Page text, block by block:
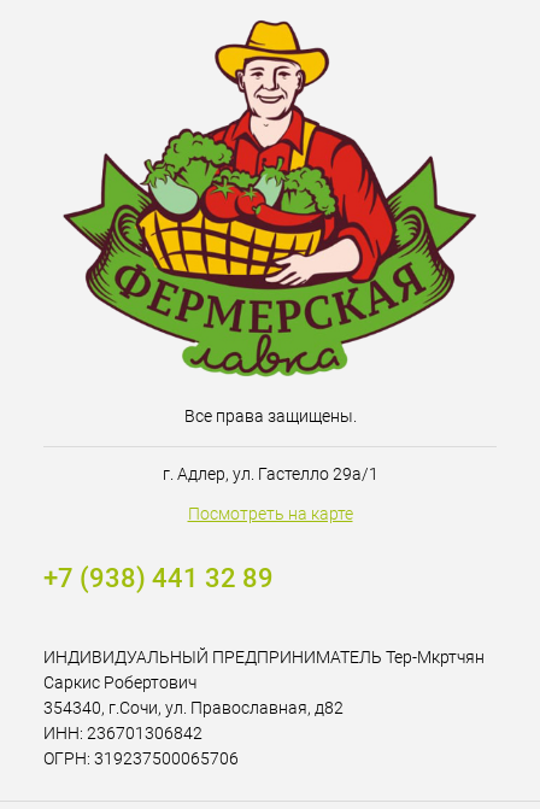
Все права защищены.
г. Адлер, ул. Гастелло 29а/1
Посмотреть на карте
+7 (938) 441 32 89
ИНДИВИДУАЛЬНЫЙ ПРЕДПРИНИМАТЕЛЬ Тер-Мкртчян
Саркис Робертович
354340, г.Сочи, ул. Православная, д82
ИНН: 236701306842
ОГРН: 319237500065706